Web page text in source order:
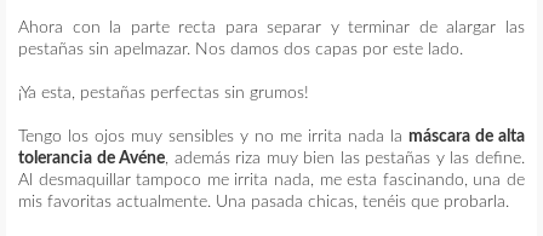
Ahora con la parte recta para separar y terminar de alargar las
pestañas sin apelmazar. Nos damos dos capas por este lado.
¡Ya esta, pestañas perfectas sin grumos!
Tengo los ojos muy sensibles y no me irrita nada la máscara de alta
tolerancia de Avéne , además riza muy bien las pestañas y las define.
Al desmaquillar tampoco me irrita nada, me esta fascinando, una de
mis favoritas actualmente. Una pasada chicas, tenéis que probarla.